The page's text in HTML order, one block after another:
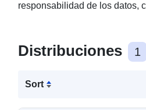
responsabilidad de los datos,
Distribuciones 1
Sort